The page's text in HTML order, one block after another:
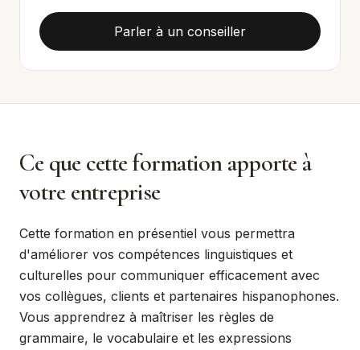
Parler à un conseiller
Ce que cette formation apporte à
votre entreprise
Cette formation en présentiel vous permettra
d'améliorer vos compétences linguistiques et
culturelles pour communiquer efficacement avec
vos collègues, clients et partenaires hispanophones.
Vous apprendrez à maîtriser les règles de
grammaire, le vocabulaire et les expressions